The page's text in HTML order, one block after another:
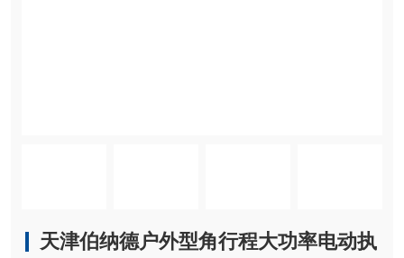
天津伯纳德户外型角行程大功率电动执